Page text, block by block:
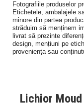
Fotografiile produselor
Etichetele, ambalajele
minore din partea
străduim să menținem
livrat să prezinte
design, mențiuni pe
proveniența sau
Lichior